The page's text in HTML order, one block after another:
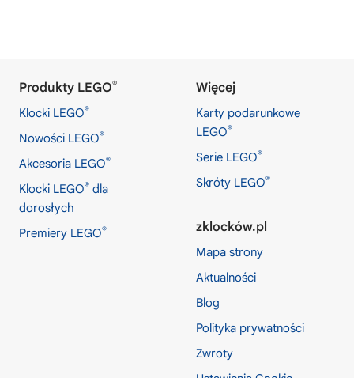
Produkty LEGO®
Klocki LEGO®
Nowości LEGO®
Akcesoria LEGO®
Klocki LEGO® dla
dorosłych
Premiery LEGO®
Więcej
Karty podarunkowe
LEGO®
Serie LEGO®
Skróty LEGO®
zklocków.pl
Mapa strony
Aktualności
Blog
Polityka prywatności
Zwroty